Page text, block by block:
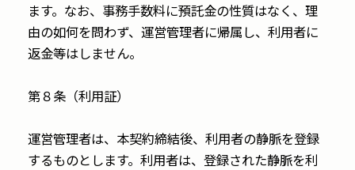
ます。なお、事務手数料に預託金の性質はなく、理
由の如何を問わず、運営管理者に帰属し、利用者に
返金等はしません。
第８条（利用証）
運営管理者は、本契約締結後、利用者の静脈を登録
するものとします。利用者は、登録された静脈を利